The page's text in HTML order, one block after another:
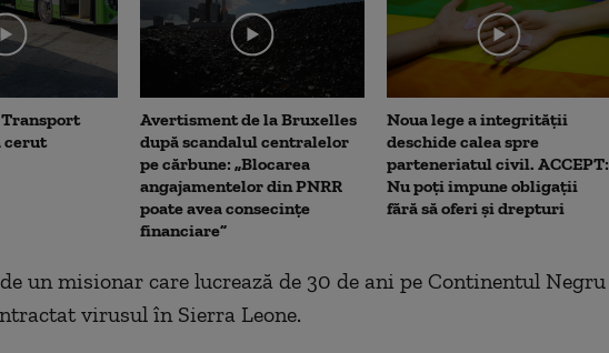
cerut
Avertisment de la Bruxelles
după scandalul centralelor
pe cărbune: „Blocarea
angajamentelor din PNRR
poate avea consecințe
financiare”
Noua lege a integrității
deschide calea spre
parteneriatul civil. ACCEPT:
Nu poți impune obligații
fără să oferi și drepturi
un misionar care lucrează de 30 de ani pe Continentul Negru
virusul în Sierra Leone.